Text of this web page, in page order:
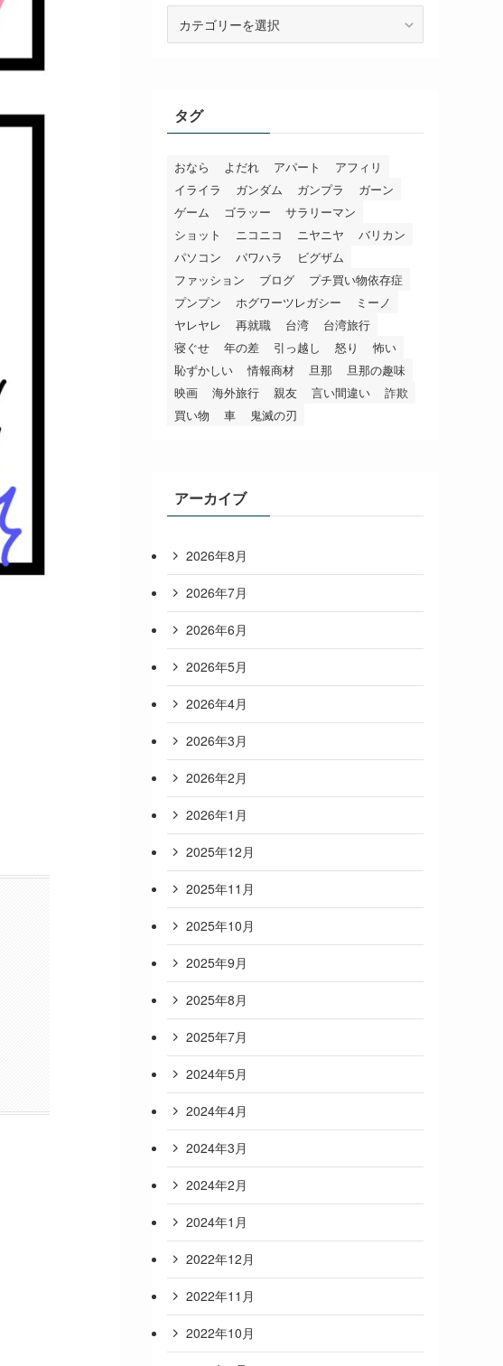
タグ
おなら よだれ アパート
アフィリ
イライラ
ガンダム ガンプラ
ガーン
ゲーム
ゴラッー
サラリーマン
ショット
ニコニコ ニヤニヤ
バリカン
パソコン
パワハラ
ビグザム
ファッション
ブログ
プチ買い物依存症
プンプン
ホグワーツレガシー
ミーノ
ヤレヤレ
再就職 台湾
台湾旅行
寝ぐせ
年の差 引っ越し 怒り
怖い
恥ずかしい
情報商材 旦那
旦那の趣味
映画
海外旅行 親友 言い間違い
詐欺
買い物
車 鬼滅の刃
アーカイブ
2026年8月
2026年7月
2026年6月
2026年5月
2026年4月
2026年3月
2026年2月
2026年1月
2025年12月
2025年11月
2025年10月
2025年9月
2025年8月
2025年7月
2024年5月
2024年4月
2024年3月
2024年2月
2024年1月
2022年12月
2022年11月
2022年10月